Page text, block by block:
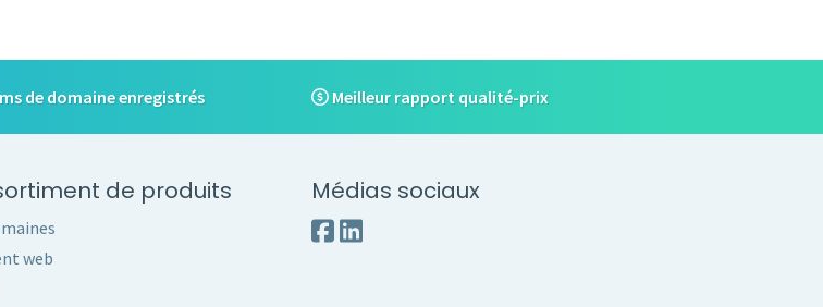
de domaine enregistrés Meilleur rapport qualité-prix
de produits
web
Médias sociaux